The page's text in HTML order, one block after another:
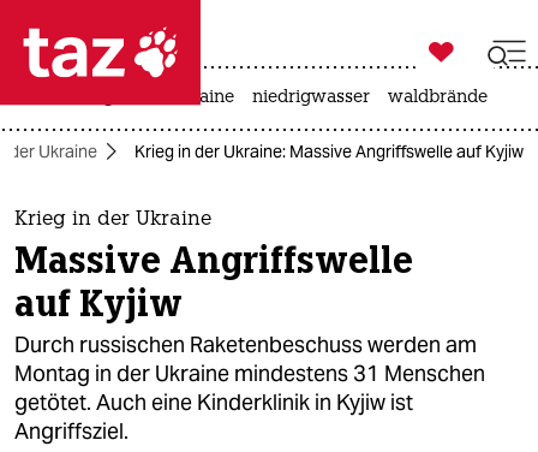
 taz zahl ich
taz zahl ich
themen
politik
öko
gesellschaft
kultur

taz zahl ich
krieg in der ukraine niedrigwasser waldbrände
der Ukraine Krieg in der Ukraine: Massive Angriffswelle auf Kyjiw
Krieg in der Ukraine
Massive Angriffswelle
auf Kyjiw
Durch russischen Raketenbeschuss werden am
Montag in der Ukraine mindestens 31 Menschen
getötet. Auch eine Kinderklinik in Kyjiw ist
Angriffsziel.